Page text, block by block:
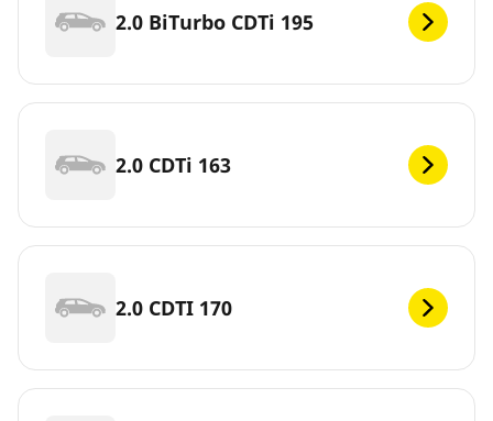
2.0 BiTurbo CDTi 195
2.0 CDTi 163
2.0 CDTI 170